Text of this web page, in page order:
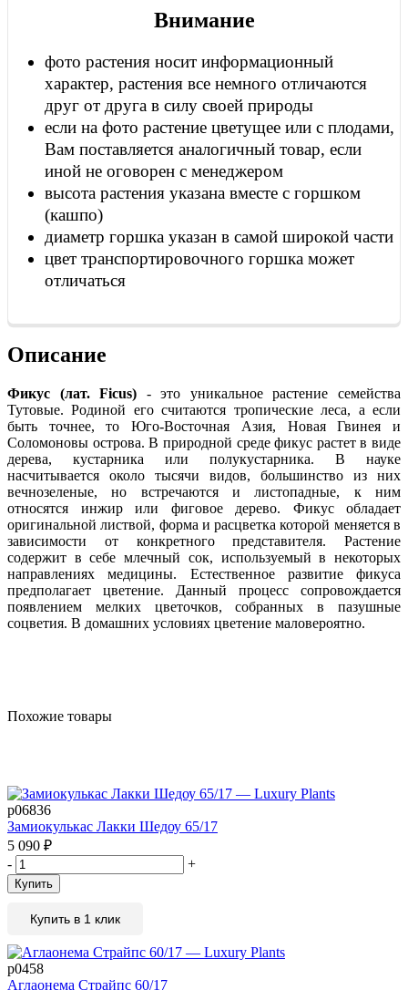
Внимание
фото растения носит информационный
характер, растения все немного отличаются
друг от друга в силу своей природы
если на фото растение цветущее или с плодами,
Вам поставляется аналогичный товар, если
иной не оговорен с менеджером
высота растения указана вместе с горшком
(кашпо)
диаметр горшка указан в самой широкой части
цвет транспортировочного горшка может
отличаться
Описание
Фикус (лат. Ficus) - это уникальное растение семейства
Тутовые. Родиной его считаются тропические леса, а если
быть точнее, то Юго-Восточная Азия, Новая Гвинея и
Соломоновы острова. В природной среде фикус растет в виде
дерева, кустарника или полукустарника. В науке
насчитывается около тысячи видов, большинство из них
вечнозеленые, но встречаются и листопадные, к ним
относятся инжир или фиговое дерево. Фикус обладает
оригинальной листвой, форма и расцветка которой меняется в
зависимости от конкретного представителя. Растение
содержит в себе млечный сок, используемый в некоторых
направлениях медицины. Естественное развитие фикуса
предполагает цветение. Данный процесс сопровождается
появлением мелких цветочков, собранных в пазушные
соцветия. В домашних условиях цветение маловероятно.
Похожие товары
р06836
Замиокулькас Лакки Шедоу 65/17
5 090 ₽
-
+
Купить
Купить в 1 клик
р0458
Аглаонема Страйпс 60/17